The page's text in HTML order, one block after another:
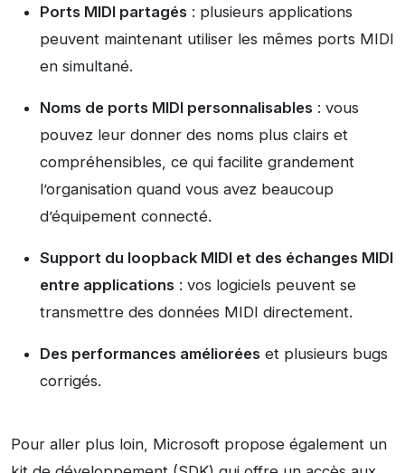
Ports MIDI partagés : plusieurs applications
peuvent maintenant utiliser les mêmes ports MIDI
en simultané.
Noms de ports MIDI personnalisables : vous
pouvez leur donner des noms plus clairs et
compréhensibles, ce qui facilite grandement
l’organisation quand vous avez beaucoup
d’équipement connecté.
Support du loopback MIDI et des échanges MIDI
entre applications : vos logiciels peuvent se
transmettre des données MIDI directement.
Des performances améliorées et plusieurs bugs
corrigés.
Pour aller plus loin, Microsoft propose également un